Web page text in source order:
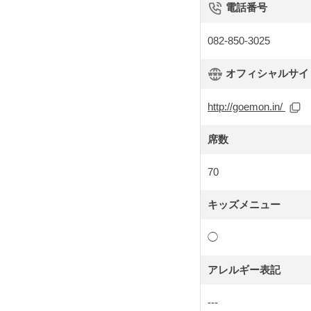
電話番号
082-850-3025
オフィシャルサ
http://goemon.in/
席数
70
キッズメニュー
◯
アレルギー表記
---